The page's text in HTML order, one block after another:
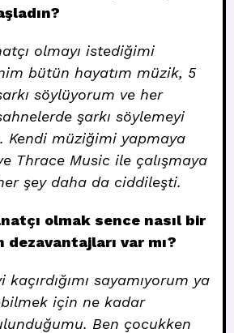
olmayı istediğimi
bütün hayatım müzik, 5
söylüyorum ve her
şarkı söylemeyi
Kendi müziğimi yapmaya
Thrace Music ile çalışmaya
şey daha da ciddileşti.
olmak sence nasıl bir
dezavantajları var mı?
sayamıyorum ya
için ne kadar
Ben çocukken